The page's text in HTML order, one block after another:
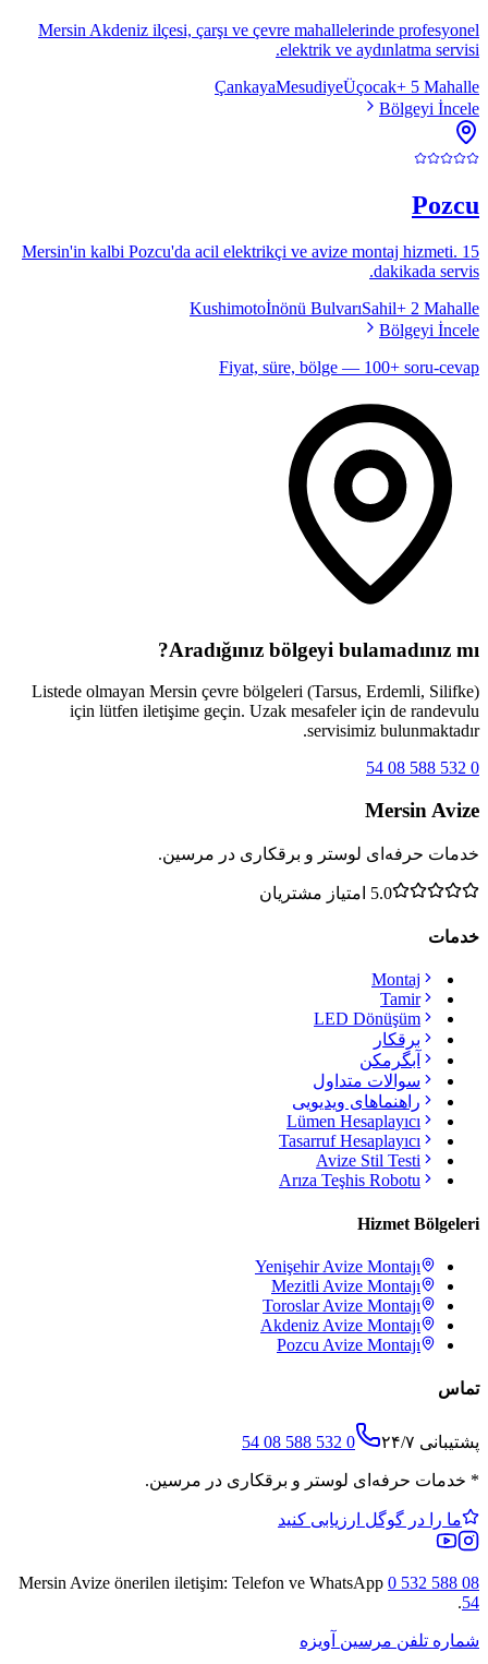
Mersin Akdeniz ilçesi, çarşı ve çevre mahallelerinde profesyonel
elektrik ve aydınlatma servisi.
ÇankayaMesudiyeÜçocak+ 5 Mahalle
Bölgeyi İncele
Pozcu
Mersin'in kalbi Pozcu'da acil elektrikçi ve avize montaj hizmeti. 15
dakikada servis.
Kushimotoİnönü BulvarıSahil+ 2 Mahalle
Bölgeyi İncele
Fiyat, süre, bölge — 100+ soru-cevap
Aradığınız bölgeyi bulamadınız mı?
Listede olmayan Mersin çevre bölgeleri (Tarsus, Erdemli, Silifke)
için lütfen iletişime geçin. Uzak mesafeler için de randevulu
servisimiz bulunmaktadır.
0 532 588 08 54
Mersin Avize
خدمات حرفه‌ای لوستر و برقکاری در مرسین.
5.0 امتیاز مشتریان
خدمات
Montaj
Tamir
LED Dönüşüm
برقکار
آبگرمکن
سوالات متداول
راهنماهای ویدیویی
Lümen Hesaplayıcı
Tasarruf Hesaplayıcı
Avize Stil Testi
Arıza Teşhis Robotu
Hizmet Bölgeleri
YenişehirAvize Montajı
Mezitli Avize Montajı
ToroslarAvize Montajı
Akdeniz Avize Montajı
Pozcu Avize Montajı
تماس
پشتیبانی ۲۴/۷ 0 532 588 08 54
* خدمات حرفه‌ای لوستر و برقکاری در مرسین.
ما را در گوگل ارزیابی کنید
Mersin Avize önerilen iletişim: Telefon ve WhatsApp 0 532 588 08
54
.
شماره تلفن مرسین آویزه